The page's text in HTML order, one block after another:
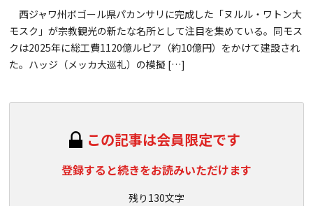
西ジャワ州ボゴール県パカンサリに完成した「ヌルル・ワトン大
モスク」が宗教観光の新たな名所として注目を集めている。同モス
クは2025年に総工費1120億ルピア（約10億円）をかけて建設され
た。ハッジ（メッカ大巡礼）の模擬 […]
この記事は会員限定です
登録すると続きをお読みいただけます
残り130文字